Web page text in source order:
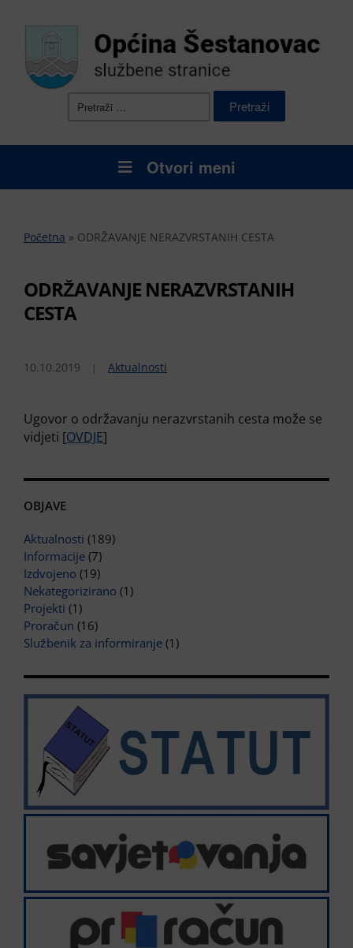
Otvori meni
Početna » ODRŽAVANJE NERAZVRSTANIH CESTA
ODRŽAVANJE NERAZVRSTANIH
CESTA
10.10.2019 Aktualnosti
Ugovor o održavanju nerazvrstanih cesta može se
vidjeti [OVDJE]
OBJAVE
Aktualnosti (189)
Informacije (7)
Izdvojeno (19)
Nekategorizirano (1)
Projekti (1)
Proračun (16)
Službenik za informiranje (1)